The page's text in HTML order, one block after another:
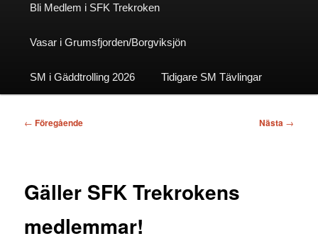
Bli Medlem i SFK Trekroken
Vasar i Grumsfjorden/Borgviksjön
SM i Gäddtrolling 2026 Tidigare SM Tävlingar
Inläggsnavigering
← Föregående Nästa →
Gäller SFK Trekrokens
medlemmar!